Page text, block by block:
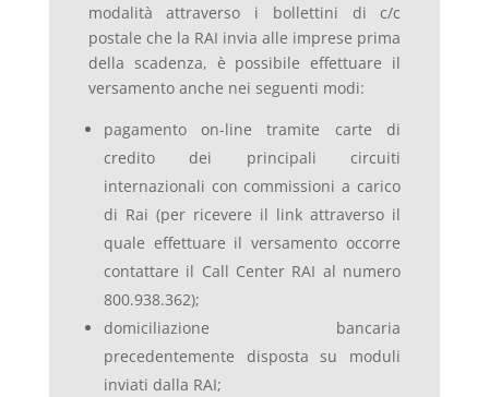
modalità attraverso i bollettini di c/c
postale che la RAI invia alle imprese prima
della scadenza, è possibile effettuare il
versamento anche nei seguenti modi:
pagamento on-line tramite carte di
credito dei principali circuiti
internazionali con commissioni a carico
di Rai (per ricevere il link attraverso il
quale effettuare il versamento occorre
contattare il Call Center RAI al numero
800.938.362);
domiciliazione bancaria
precedentemente disposta su moduli
inviati dalla RAI;